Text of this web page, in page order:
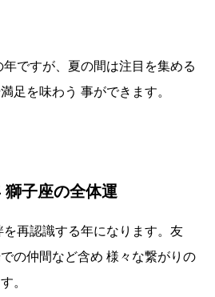
ですが、夏の間は注目を集める
足を味わう 事ができます。
獅子座の全体運
再認識する年になります。友
の仲間など含め 様々な繋がりの
。